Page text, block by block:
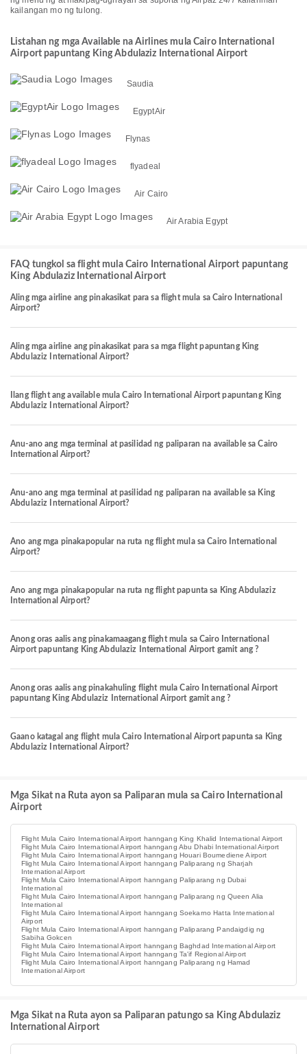
kailangan mo ng tulong.
Listahan ng mga Available na Airlines mula Cairo International
Airport papuntang King Abdulaziz International Airport
Saudia
EgyptAir
Flynas
flyadeal
Air Cairo
Air Arabia Egypt
FAQ tungkol sa flight mula Cairo International Airport papuntang
King Abdulaziz International Airport
Aling mga airline ang pinakasikat para sa flight mula sa Cairo International
Airport?
Aling mga airline ang pinakasikat para sa mga flight papuntang King
Abdulaziz International Airport?
Ilang flight ang available mula Cairo International Airport papuntang King
Abdulaziz International Airport?
Anu-ano ang mga terminal at pasilidad ng paliparan na available sa Cairo
International Airport?
Anu-ano ang mga terminal at pasilidad ng paliparan na available sa King
Abdulaziz International Airport?
Ano ang mga pinakapopular na ruta ng flight mula sa Cairo International
Airport?
Ano ang mga pinakapopular na ruta ng flight papunta sa King Abdulaziz
International Airport?
Anong oras aalis ang pinakamaagang flight mula sa Cairo International
Airport papuntang King Abdulaziz International Airport gamit ang ?
Anong oras aalis ang pinakahuling flight mula Cairo International Airport
papuntang King Abdulaziz International Airport gamit ang ?
Gaano katagal ang flight mula Cairo International Airport papunta sa King
Abdulaziz International Airport?
Mga Sikat na Ruta ayon sa Paliparan mula sa Cairo International
Airport
Flight Mula Cairo International Airport hanngang King Khalid International Airport
Flight Mula Cairo International Airport hanngang Abu Dhabi International Airport
Flight Mula Cairo International Airport hanngang Houari Boumediene Airport
Flight Mula Cairo International Airport hanngang Paliparang ng Sharjah
International Airport
Flight Mula Cairo International Airport hanngang Paliparang ng Dubai
International
Flight Mula Cairo International Airport hanngang Paliparang ng Queen Alia
International
Flight Mula Cairo International Airport hanngang Soekarno Hatta International
Airport
Flight Mula Cairo International Airport hanngang Paliparang Pandaigdig ng
Sabiha Gokcen
Flight Mula Cairo International Airport hanngang Baghdad International Airport
Flight Mula Cairo International Airport hanngang Ta'if Regional Airport
Flight Mula Cairo International Airport hanngang Paliparang ng Hamad
International Airport
Mga Sikat na Ruta ayon sa Paliparan patungo sa King Abdulaziz
International Airport